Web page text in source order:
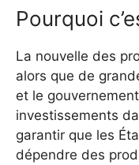
Pourquoi
La nouvelle des
alors que de
et le
investissements
garantir que les
dépendre des